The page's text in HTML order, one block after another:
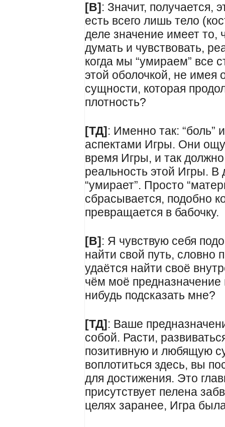
[В]: Значит,
есть всего лишь тело
деле значение имеет то,
думать и чувствовать,
когда мы “умираем” все
этой оболочкой, не
сущности, которая
плотность?
[ТД]: Именно так: “боль”
аспектами Игры. Они
время Игры, и так
реальность этой Игры. В
“умирает”. Просто
сбрасывается, подобно
превращается в бабочку.
[В]: Я чувствую себя
найти свой путь, словно
удаётся найти своё
чём моё
нибудь подсказать мне?
[ТД]: Ваше
собой. Расти,
позитивную и любящую
воплотиться здесь, вы
для достижения. Это
присутствует пелена
целях заранее, Игра